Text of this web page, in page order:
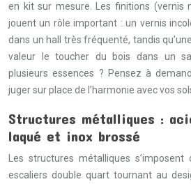
en kit sur mesure. Les finitions (vernis
jouent un rôle important : un vernis
dans un hall très fréquenté, tandis
valeur le toucher du bois dans un
plusieurs essences ? Pensez à
juger sur place de l’harmonie avec vos
Structures métalliques :
laqué et inox brossé
Les structures métalliques
escaliers double quart tournant au